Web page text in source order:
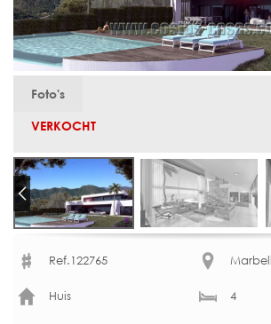
Foto's
VERKOCHT
Ref.122765
Huis 4